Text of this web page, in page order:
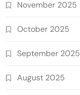
November 2025
October 2025
September 2025
August 2025